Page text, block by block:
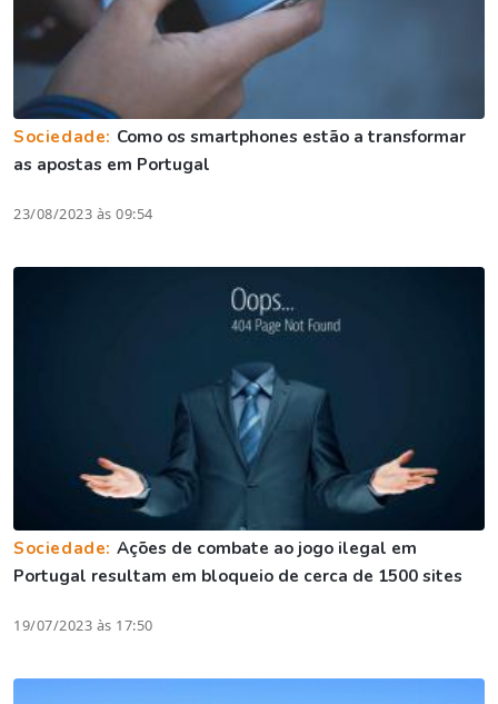
Sociedade: Como os smartphones estão a transformar
as apostas em Portugal
23/08/2023 às 09:54
Sociedade: Ações de combate ao jogo ilegal em
Portugal resultam em bloqueio de cerca de 1500 sites
19/07/2023 às 17:50